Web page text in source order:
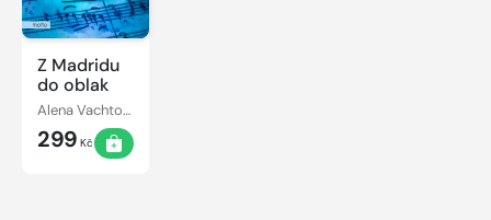
Z Madridu
do oblak
Alena Vachtová
299 Kč